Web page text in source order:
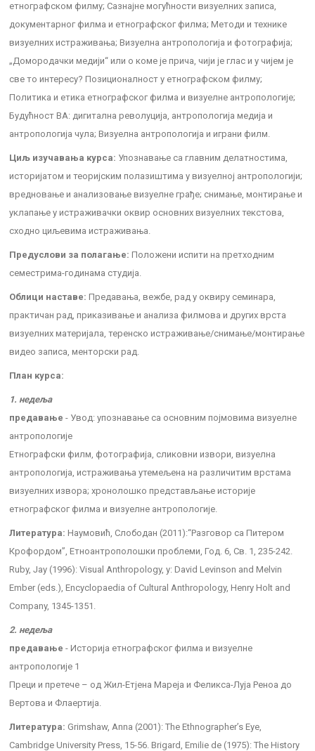
етнографском филму; Сазнајне могућности визуелних записа,
документарног филма и етнографског филма; Методи и технике
визуелних истраживања; Визуелна антропологија и фотографија;
„Домородачки медији“ или о коме је прича, чији је глас и у чијем је
све то интересу? Позиционалност у етнографском филму;
Политика и етика етнографског филма и визуелне антропологије;
Будућност ВА: дигитална револуција, антропологија медија и
антропологија чула; Визуелна антропологија и играни филм.
Циљ изучавања курса: Упознавање са главним делатностима,
историјатом и теоријским полазиштима у визуелној антропологији;
вредновање и анализовање визуелне грађе; снимање, монтирање и
уклапање у истраживачки оквир основних визуелних текстова,
сходно циљевима истраживања.
Предуслови за полагање: Положени испити на претходним
семестрима-годинама студија.
Облици наставе: Предавања, вежбе, рад у оквиру семинара,
практичан рад, приказивање и анализа филмова и других врста
визуелних материјала, теренско истраживање/снимање/монтирање
видео записа, менторски рад.
План курса:
1. недеља
предавање - Увод: упознавање са основним појмовима визуелне
антропологиje
Етнографски филм, фотографија, сликовни извори, визуелна
антропологија, истраживања утемељена на различитим врстама
визуелних извора; хронолошко представљање историје
етнографског филма и визуелне антропологије.
Литература: Наумовић, Слободан (2011):“Разговор са Питером
Крофордом”, Етноантрополошки проблеми, Год. 6, Св. 1, 235-242.
Ruby, Jay (1996): Visual Anthropology, у: David Levinson and Melvin
Ember (eds.), Encyclopaedia of Cultural Anthropology, Henry Holt and
Company, 1345-1351.
2. недеља
предавање - Историја етнографског филма и визуелне
антропологије 1
Преци и претече – од Жил-Етјена Мареја и Феликса-Луја Реноа до
Вертова и Флаертија.
Литература: Grimshaw, Anna (2001): The Ethnographer’s Eye,
Cambridge University Press, 15-56. Brigard, Emilie de (1975): The History